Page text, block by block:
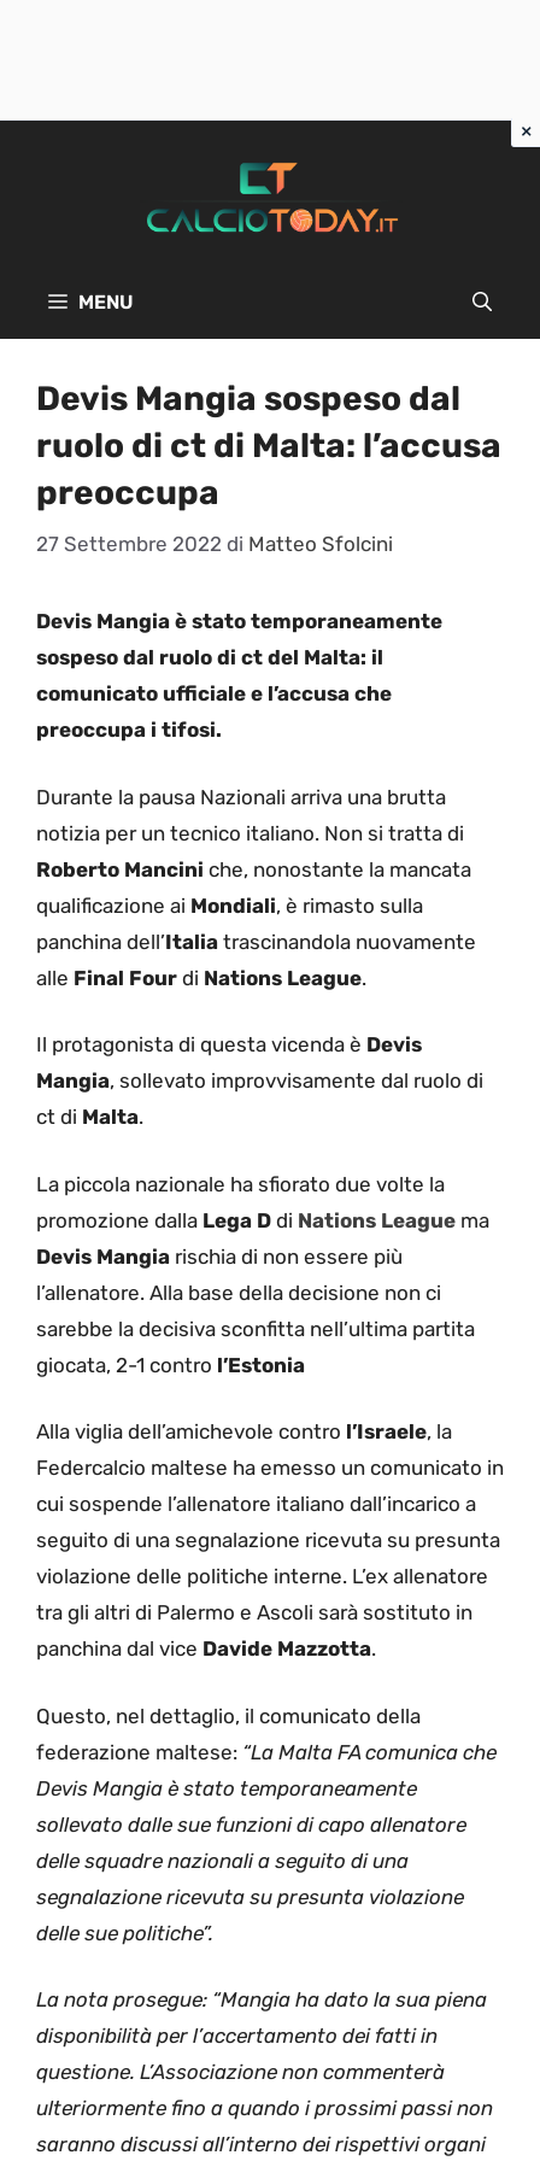
MENU
Devis Mangia sospeso dal
ruolo di ct di Malta: l’accusa
preoccupa
27 Settembre 2022 di Matteo Sfolcini
Devis Mangia è stato temporaneamente
sospeso dal ruolo di ct del Malta: il
comunicato ufficiale e l’accusa che
preoccupa i tifosi.
Durante la pausa Nazionali arriva una brutta
notizia per un tecnico italiano. Non si tratta di
Roberto Mancini che, nonostante la mancata
qualificazione ai Mondiali, è rimasto sulla
panchina dell’Italia trascinandola nuovamente
alle Final Four di Nations League.
Il protagonista di questa vicenda è Devis
Mangia, sollevato improvvisamente dal ruolo di
ct di Malta.
La piccola nazionale ha sfiorato due volte la
promozione dalla Lega D di Nations League ma
Devis Mangia rischia di non essere più
l’allenatore. Alla base della decisione non ci
sarebbe la decisiva sconfitta nell’ultima partita
giocata, 2-1 contro l’Estonia
Alla viglia dell’amichevole contro l’Israele, la
Federcalcio maltese ha emesso un comunicato in
cui sospende l’allenatore italiano dall’incarico a
seguito di una segnalazione ricevuta su presunta
violazione delle politiche interne. L’ex allenatore
tra gli altri di Palermo e Ascoli sarà sostituto in
panchina dal vice Davide Mazzotta.
Questo, nel dettaglio, il comunicato della
federazione maltese: “La Malta FA comunica che
Devis Mangia è stato temporaneamente
sollevato dalle sue funzioni di capo allenatore
delle squadre nazionali a seguito di una
segnalazione ricevuta su presunta violazione
delle sue politiche”.
La nota prosegue: “Mangia ha dato la sua piena
disponibilità per l’accertamento dei fatti in
questione. L’Associazione non commenterà
ulteriormente fino a quando i prossimi passi non
saranno discussi all’interno dei rispettivi organi